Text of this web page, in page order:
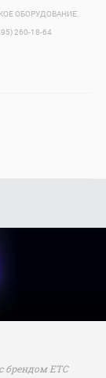
ОБОРУДОВАНИЕ.
260-18-64
брендом ETC